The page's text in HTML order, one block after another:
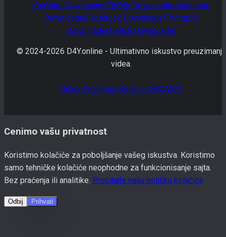
YouTube DownloaderTikTokDownloaderInstagram
DownloaderFacebookDownloaderTwitter/X
DownloaderTwitch Downloader
© 2024-2026 D4Y.online - Ultimativno iskustvo preuzimanja
videa.
UsloviPrivatnostKolačićiDMCAAPI
Cenimo vašu privatnost
Koristimo kolačiće za poboljšanje vašeg iskustva. Koristimo
samo tehničke kolačiće neophodne za funkcionisanje sajta.
Bez praćenja ili analitike. Pročitajte našu politiku kolačića
Odbij Prihvati